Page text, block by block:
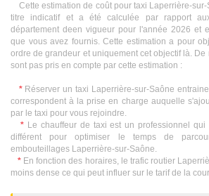
Cette estimation de coût pour taxi Laperrière-
titre indicatif et a été calculée par rapport
département deen vigueur pour l'année 2026 et
que vous avez fournis. Cette estimation a pour
ordre de grandeur et uniquement cet objectif là. De
sont pas pris en compte par cette estimation :
*Réserver un taxi Laperrière-sur-Saône
correspondent à la prise en charge auquelle
par le taxi pour vous rejoindre.
* Le chauffeur de taxi est un professionnel
différent pour optimiser le temps de
embouteillages Laperrière-sur-Saône.
*En fonction des horaires, le trafic routier
moins dense ce qui peut influer sur le tarif de la